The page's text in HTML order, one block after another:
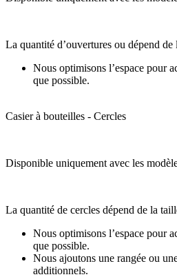
La quantité d’ouvertures ou dépend
Nous optimisons l’espace pour
que possible.
Casier à bouteilles - Cercles
Disponible uniquement avec les
La quantité de cercles dépend de la
Nous optimisons l’espace pour
que possible.
Nous ajoutons une rangée ou
additionnels.